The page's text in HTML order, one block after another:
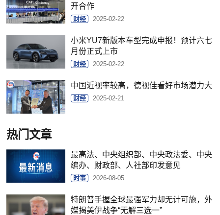
开合作
财经 2025-02-22
小米YU7新版本车型完成申报！预计六七
月份正式上市
财经 2025-02-22
中国近视率较高，德视佳看好市场潜力大
财经 2025-02-21
热门文章
最高法、中央组织部、中央政法委、中央
编办、财政部、人社部印发意见
时事 2026-08-05
特朗普手握全球最强军力却无计可施，外
媒揭美伊战争“无解三选一”